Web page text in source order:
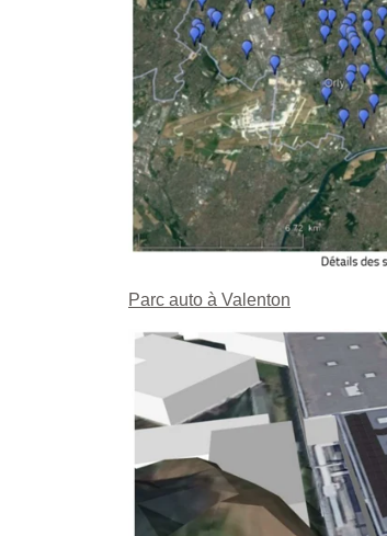
Parc auto à Valenton